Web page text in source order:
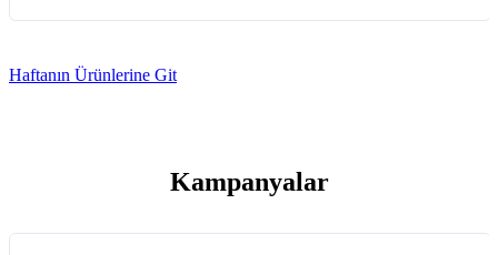
Haftanın Ürünlerine Git
Kampanyalar